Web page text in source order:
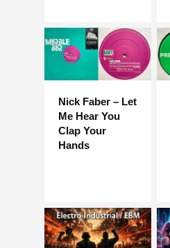
Nick Faber – Let
Me Hear You
Clap Your
Hands